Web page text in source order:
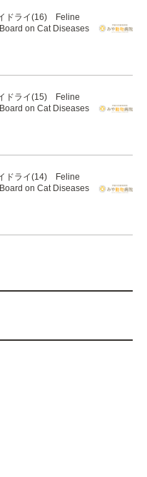
ドライ(16) Feline
on Cat Diseases
ドライ(15) Feline
on Cat Diseases
ドライ(14) Feline
on Cat Diseases